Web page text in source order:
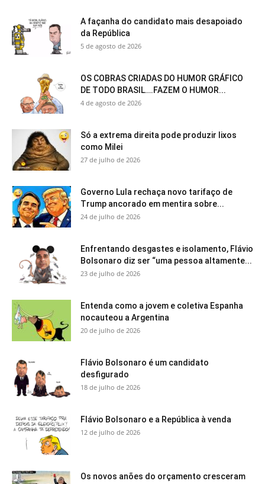
A façanha do candidato mais desapoiado
da República
5 de agosto de 2026
OS COBRAS CRIADAS DO HUMOR GRÁFICO
DE TODO BRASIL….FAZEM O HUMOR...
4 de agosto de 2026
Só a extrema direita pode produzir lixos
como Milei
27 de julho de 2026
Governo Lula rechaça novo tarifaço de
Trump ancorado em mentira sobre...
24 de julho de 2026
Enfrentando desgastes e isolamento, Flávio
Bolsonaro diz ser “uma pessoa altamente...
23 de julho de 2026
Entenda como a jovem e coletiva Espanha
nocauteou a Argentina
20 de julho de 2026
Flávio Bolsonaro é um candidato
desfigurado
18 de julho de 2026
Flávio Bolsonaro e a República à venda
12 de julho de 2026
Os novos anões do orçamento cresceram